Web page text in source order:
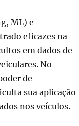
ML) e
eficazes na
em dados de
No
de
sua aplicação
nos veículos.